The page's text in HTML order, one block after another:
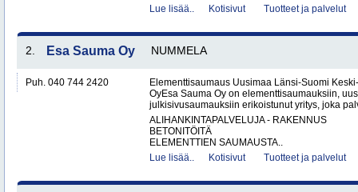
Lue lisää..
Kotisivut Tuotteet ja palvelut
2. Esa Sauma Oy NUMMELA
Puh. 040 744 2420
Elementtisaumaus Uusimaa Länsi-Suomi
OyEsa Sauma Oy on elementtisaumauksiin,
julkisivusaumauksiin erikoistunut yritys, joka
ALIHANKINTAPALVELUJA - RAKENNUS
BETONITÖITÄ
ELEMENTTIEN SAUMAUSTA..
Lue lisää..
Kotisivut Tuotteet ja palvelut